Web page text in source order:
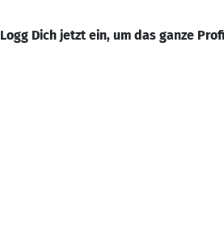
Logg Dich jetzt ein, um das ganze